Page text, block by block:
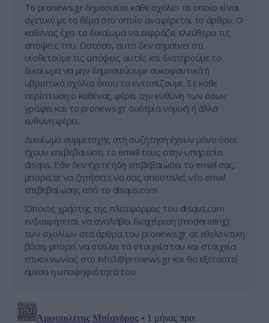
Tο pronews.gr δημοσιεύει κάθε σχόλιο το οποίο είναι
σχετικό με το θέμα στο οποίο αναφέρεται το άρθρο. Ο
καθένας έχει το δικαίωμα να εκφράζει ελεύθερα τις
απόψεις του. Ωστόσο, αυτό δεν σημαίνει ότι
υιοθετούμε τις απόψεις αυτές και διατηρούμε το
δικαίωμα να μην δημοσιεύουμε συκοφαντικά ή
υβριστικά σχόλια όπου τα εντοπίζουμε. Σε κάθε
περίπτωση ο καθένας φέρει την ευθύνη των όσων
γράφει και το pronews.gr ουδεμία νομική ή άλλα
ευθύνη φέρει.
Δικαίωμα συμμετοχής στη συζήτηση έχουν μόνο όσοι
έχουν επιβεβαιώσει το email τους στην υπηρεσία
disqus. Εάν δεν έχετε ήδη επιβεβαιώσει το email σας,
μπορείτε να ζητήσετε να σας αποσταλεί νέο email
επιβεβαίωσης από το disqus.com
Όποιος χρήστης της πλατφόρμας του disqus.com
ενδιαφέρεται να αναλάβει διαχείριση (moderating)
των σχολίων στα άρθρα του pronews.gr σε εθελοντική
βάση, μπορεί να στείλει τα στοιχεία του και στοιχεία
επικοινωνίας στο info3@pronews.gr και θα εξεταστεί
άμεσα η υποψηφιότητά του.